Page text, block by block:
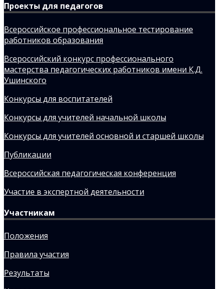
Проекты для педагогов
Всероссийское профессиональное тестирование
работников образования
Всероссийский конкурс профессионального
мастерства педагогических работников имени К.Д.
Ушинского
Конкурсы для воспитателей
Конкурсы для учителей начальной школы
Конкурсы для учителей основной и старшей школы
Публикации
Всероссийская педагогическая конференция
Участие в экспертной деятельности
Участникам
Положения
Правила участия
Результаты